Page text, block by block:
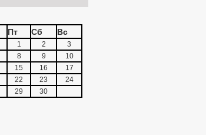
Пт Сб Вс
1 2
3
8 9
10
15 16
17
22 23
24
29 30